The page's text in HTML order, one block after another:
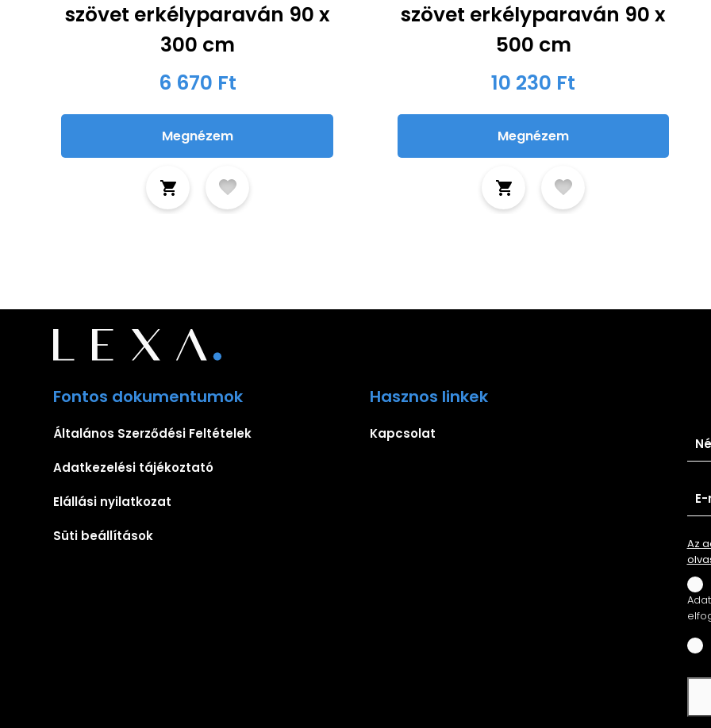
szövet erkélyparaván 90 x
300 cm
6 670 Ft
Megnézem
szövet erkélyparaván 90 x
500 cm
10 230 Ft
Megnézem
Fontos dokumentumok
Általános Szerződési Feltételek
Adatkezelési tájékoztató
Elállási nyilatkozat
Süti beállítások
Hasznos linkek
Kapcsolat
Az